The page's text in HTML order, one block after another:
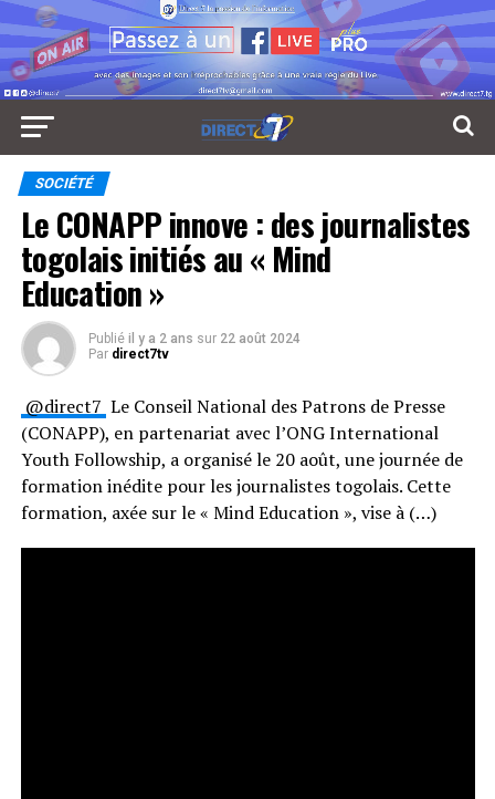
SOCIÉTÉ
Le CONAPP innove : des journalistes
togolais initiés au « Mind
Education »
Publié il y a 2 ans sur 22 août 2024
Par direct7tv
@direct7 Le Conseil National des Patrons de Presse
(CONAPP), en partenariat avec l’ONG International
Youth Followship, a organisé le 20 août, une journée de
formation inédite pour les journalistes togolais. Cette
formation, axée sur le « Mind Education », vise à (…)